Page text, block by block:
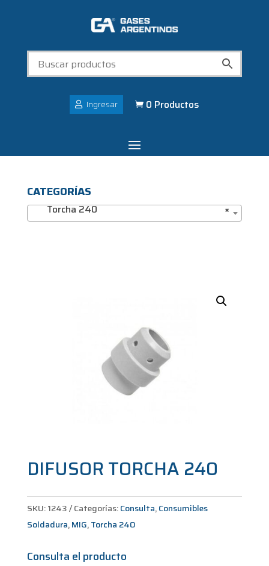
Ingresar  0 Productos
CATEGORÍAS
×
Torcha 240
DIFUSOR TORCHA 240
SKU:1243 Categorías:Consulta,Consumibles
Soldadura,MIG,Torcha 240
Consulta el producto